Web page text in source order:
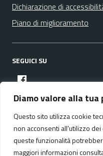
Diamo valore alla tua
Questo sito utilizza cookie
non acconsenti all'utilizzo
queste funzionalità
maggiori informazioni
Dichiarazione di
Piano di miglioramento
SEGUICI SU
facebook
Media policy